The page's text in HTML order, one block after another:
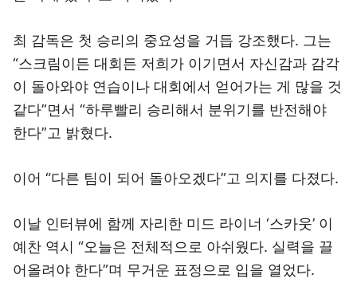
최 감독은 첫 승리의 중요성을 거듭 강조했다. 그는
“스크림이든 대회든 저희가 이기면서 자신감과 감각
이 돌아와야 연습이나 대회에서 얻어가는 게 많을 것
같다”면서 “하루빨리 승리해서 분위기를 반전해야
한다”고 밝혔다.
이어 “다른 팀이 되어 돌아오겠다”고 의지를 다졌다.
이날 인터뷰에 함께 자리한 미드 라이너 ‘스카웃’ 이
예찬 역시 “오늘은 전체적으로 아쉬웠다. 실력을 끌
어올려야 한다”며 무거운 표정으로 입을 열었다.